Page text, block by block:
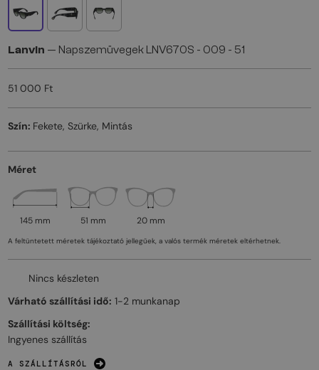
Lanvin — Napszemüvegek LNV670S - 009 - 51
51 000 Ft
Szín: Fekete, Szürke, Mintás
Méret
145 mm 51 mm 20 mm
A feltüntetett méretek tájékoztató jellegűek, a valós termék méretek eltérhetnek.
Nincs készleten
Várható szállítási idő: 1-2 munkanap
Szállítási költség:
Ingyenes szállítás
A SZÁLLÍTÁSRÓL